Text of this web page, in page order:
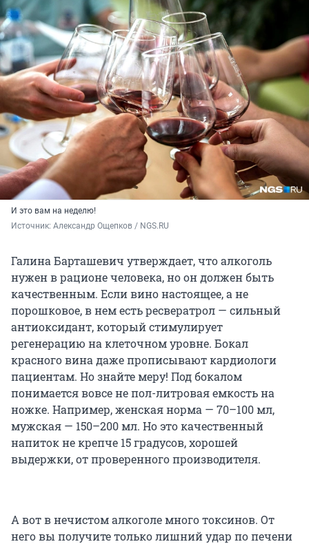
И это вам на неделю!
Источник: Александр Ощепков / NGS.RU
Галина Барташевич утверждает, что алкоголь
нужен в рационе человека, но он должен быть
качественным. Если вино настоящее, а не
порошковое, в нем есть ресвератрол — сильный
антиоксидант, который стимулирует
регенерацию на клеточном уровне. Бокал
красного вина даже прописывают кардиологи
пациентам. Но знайте меру! Под бокалом
понимается вовсе не пол-литровая емкость на
ножке. Например, женская норма — 70–100 мл,
мужская — 150–200 мл. Но это качественный
напиток не крепче 15 градусов, хорошей
выдержки, от проверенного производителя.
А вот в нечистом алкоголе много токсинов. От
него вы получите только лишний удар по печени